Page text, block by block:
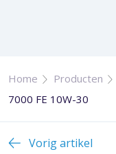
Home Producten
7000 FE 10W-30
Vorig artikel